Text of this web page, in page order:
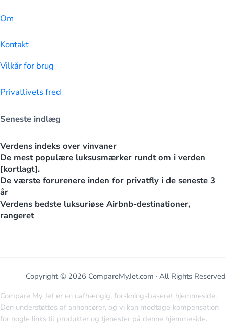
Om
Kontakt
Vilkår for brug
Privatlivets fred
Seneste indlæg
Verdens indeks over vinvaner
De mest populære luksusmærker rundt om i verden
[kortlagt].
De værste forurenere inden for privatfly i de seneste 3
år
Verdens bedste luksuriøse Airbnb-destinationer,
rangeret
Copyright © 2026 CompareMyJet.com · All Rights Reserved
Compare My Jet er en uafhængig, forskningsbaseret hjemmeside.
Den understøttes af annoncører, og vi kan modtage kompensation
for nogle links til produkter og tjenester på denne hjemmeside.